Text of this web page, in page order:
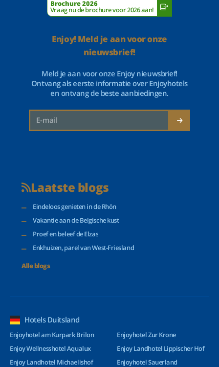
Brochure 2026
Vraag nu de brochure voor 2026 aan!
Enjoy! Meld je aan voor onze
nieuwsbrief!
Meld je aan voor onze Enjoy nieuwsbrief!
Ontvang als eerste informatie over Enjoyhotels
en ontvang de beste aanbiedingen.
Laatste blogs
Eindeloos genieten in de Rhön
Vakantie aan de Belgische kust
Proef en beleef de Elzas
Enkhuizen, parel van West-Friesland
Alle blogs
Hotels Duitsland
Enjoyhotel am Kurpark Brilon
Enjoy Wellnesshotel Aqualux
Enjoy Landhotel Michaelishof
Enjoyhotel Zur Krone
Enjoy Landhotel Lippischer Hof
Enjoyhotel Sauerland